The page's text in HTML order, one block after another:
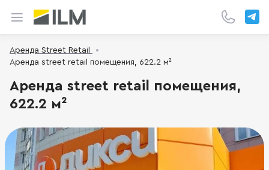
Аренда Street Retail
Аренда street retail помещения, 622.2 м²
Аренда street retail помещения,
622.2 м²